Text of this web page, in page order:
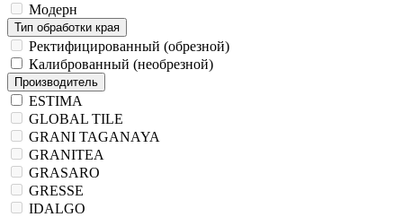
Модерн
Тип обработки края
Ректифицированный (обрезной)
Калиброванный (необрезной)
Производитель
ESTIMA
GLOBAL TILE
GRANI TAGANAYA
GRANITEA
GRASARO
GRESSE
IDALGO